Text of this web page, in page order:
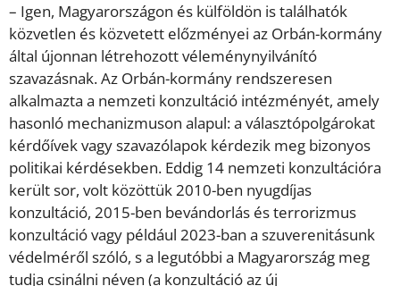
– Igen, Magyarországon és külföldön is találhatók
közvetlen és közvetett előzményei az Orbán-kormány
által újonnan létrehozott véleménynyilvánító
szavazásnak. Az Orbán-kormány rendszeresen
alkalmazta a nemzeti konzultáció intézményét, amely
hasonló mechanizmuson alapul: a választópolgárokat
kérdőívek vagy szavazólapok kérdezik meg bizonyos
politikai kérdésekben. Eddig 14 nemzeti konzultációra
került sor, volt közöttük 2010-ben nyugdíjas
konzultáció, 2015-ben bevándorlás és terrorizmus
konzultáció vagy például 2023-ban a szuverenitásunk
védelméről szóló, s a legutóbbi a Magyarország meg
tudja csinálni néven (a konzultáció az új